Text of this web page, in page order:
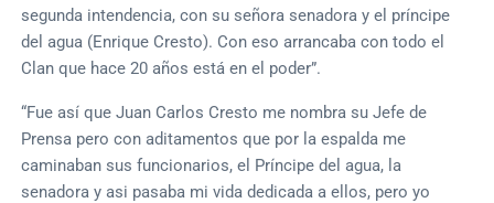
segunda intendencia, con su señora senadora y el príncipe
del agua (Enrique Cresto). Con eso arrancaba con todo el
Clan que hace 20 años está en el poder”.
“Fue así que Juan Carlos Cresto me nombra su Jefe de
Prensa pero con aditamentos que por la espalda me
caminaban sus funcionarios, el Príncipe del agua, la
senadora y asi pasaba mi vida dedicada a ellos, pero yo